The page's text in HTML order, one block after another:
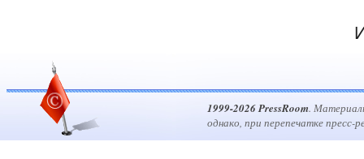
1999-2026 PressRoom.
однако, при перепечатке пресс-